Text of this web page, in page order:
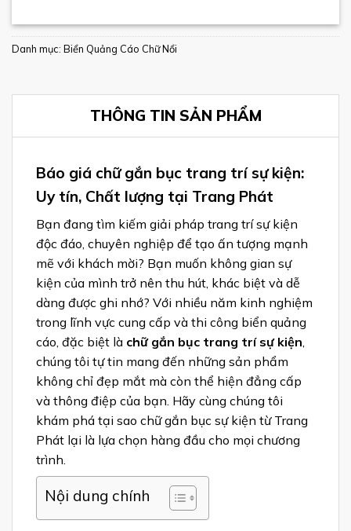
Danh mục: Biển Quảng Cáo Chữ Nổi
THÔNG TIN SẢN PHẨM
Báo giá chữ gắn bục trang trí sự kiện:
Uy tín, Chất lượng tại Trang Phát
Bạn đang tìm kiếm giải pháp trang trí sự kiện
độc đáo, chuyên nghiệp để tạo ấn tượng mạnh
mẽ với khách mời? Bạn muốn không gian sự
kiện của mình trở nên thu hút, khác biệt và dễ
dàng được ghi nhớ? Với nhiều năm kinh nghiệm
trong lĩnh vực cung cấp và thi công biển quảng
cáo, đặc biệt là chữ gắn bục trang trí sự kiện
chúng tôi tự tin mang đến những sản phẩm
không chỉ đẹp mắt mà còn thể hiện đẳng cấp
và thông điệp của bạn. Hãy cùng chúng tôi
khám phá tại sao chữ gắn bục sự kiện từ Trang
Phát lại là lựa chọn hàng đầu cho mọi chương
trình.
Nội dung chính